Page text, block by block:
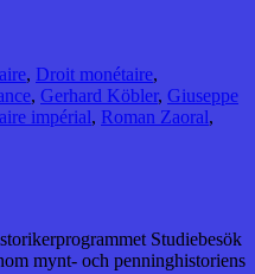
, Droit monétaire,
, Gerhard Köbler, Giuseppe
impérial, Roman Zaoral,
Studiebesök
mynt- och penninghistoriens